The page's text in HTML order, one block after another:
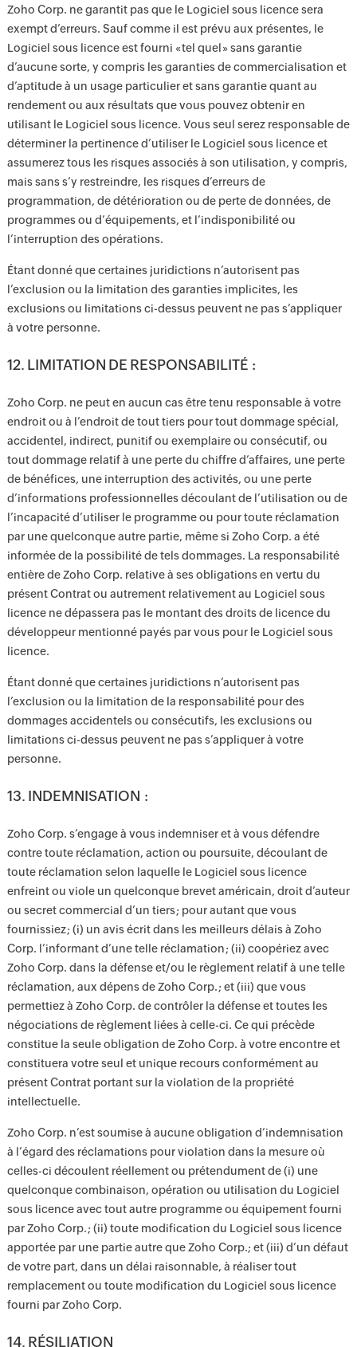
Zoho Corp. ne garantit pas que le Logiciel sous licence sera
exempt d’erreurs. Sauf comme il est prévu aux présentes, le
Logiciel sous licence est fourni « tel quel » sans garantie
d’aucune sorte, y compris les garanties de commercialisation et
d’aptitude à un usage particulier et sans garantie quant au
rendement ou aux résultats que vous pouvez obtenir en
utilisant le Logiciel sous licence. Vous seul serez responsable de
déterminer la pertinence d’utiliser le Logiciel sous licence et
assumerez tous les risques associés à son utilisation, y compris,
mais sans s’y restreindre, les risques d’erreurs de
programmation, de détérioration ou de perte de données, de
programmes ou d’équipements, et l’indisponibilité ou
l’interruption des opérations.
Étant donné que certaines juridictions n’autorisent pas
l’exclusion ou la limitation des garanties implicites, les
exclusions ou limitations ci-dessus peuvent ne pas s’appliquer
à votre personne.
12. LIMITATION DE RESPONSABILITÉ :
Zoho Corp. ne peut en aucun cas être tenu responsable à votre
endroit ou à l’endroit de tout tiers pour tout dommage spécial,
accidentel, indirect, punitif ou exemplaire ou consécutif, ou
tout dommage relatif à une perte du chiffre d’affaires, une perte
de bénéfices, une interruption des activités, ou une perte
d’informations professionnelles découlant de l’utilisation ou de
l’incapacité d’utiliser le programme ou pour toute réclamation
par une quelconque autre partie, même si Zoho Corp. a été
informée de la possibilité de tels dommages. La responsabilité
entière de Zoho Corp. relative à ses obligations en vertu du
présent Contrat ou autrement relativement au Logiciel sous
licence ne dépassera pas le montant des droits de licence du
développeur mentionné payés par vous pour le Logiciel sous
licence.
Étant donné que certaines juridictions n’autorisent pas
l’exclusion ou la limitation de la responsabilité pour des
dommages accidentels ou consécutifs, les exclusions ou
limitations ci-dessus peuvent ne pas s’appliquer à votre
personne.
13. INDEMNISATION :
Zoho Corp. s’engage à vous indemniser et à vous défendre
contre toute réclamation, action ou poursuite, découlant de
toute réclamation selon laquelle le Logiciel sous licence
enfreint ou viole un quelconque brevet américain, droit d’auteur
ou secret commercial d’un tiers ; pour autant que vous
fournissiez ; (i) un avis écrit dans les meilleurs délais à Zoho
Corp. l’informant d’une telle réclamation ; (ii) coopériez avec
Zoho Corp. dans la défense et/ou le règlement relatif à une telle
réclamation, aux dépens de Zoho Corp. ; et (iii) que vous
permettiez à Zoho Corp. de contrôler la défense et toutes les
négociations de règlement liées à celle-ci. Ce qui précède
constitue la seule obligation de Zoho Corp. à votre encontre et
constituera votre seul et unique recours conformément au
présent Contrat portant sur la violation de la propriété
intellectuelle.
Zoho Corp. n’est soumise à aucune obligation d’indemnisation
à l’égard des réclamations pour violation dans la mesure où
celles-ci découlent réellement ou prétendument de (i) une
quelconque combinaison, opération ou utilisation du Logiciel
sous licence avec tout autre programme ou équipement fourni
par Zoho Corp. ; (ii) toute modification du Logiciel sous licence
apportée par une partie autre que Zoho Corp.; et (iii) d’un défaut
de votre part, dans un délai raisonnable, à réaliser tout
remplacement ou toute modification du Logiciel sous licence
fourni par Zoho Corp.
14. RÉSILIATION